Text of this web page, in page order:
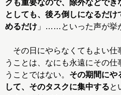
クも重要なので、除外などでき
としても、後ろ倒しになるだけ
めるだけ 」……といった声が挙
その日にやらなくてもよい仕
うことは、なにも永遠にその仕
うことではない。 その期間にや
して、そのタスクに集中すると